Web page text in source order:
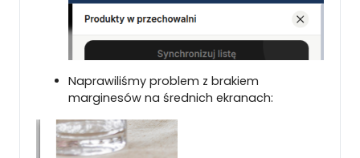
Naprawiliśmy problem z brakiem
marginesów na średnich ekranach: